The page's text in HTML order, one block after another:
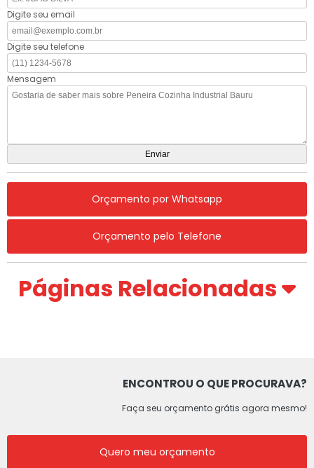
Digite seu email
Digite seu telefone
Mensagem
Orçamento por Whatsapp
Orçamento pelo Telefone
Páginas Relacionadas
ENCONTROU O QUE PROCURAVA?
Faça seu orçamento grátis agora mesmo!
Quero meu orçamento